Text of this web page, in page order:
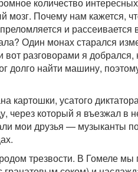
мозг. Почему нам кажется,
и
Один монах старался
вот разговорами я
долго найти машину,
картошки, усатого
через который я въезжал в
мои друзья — музыканты
трезвости. В Гомеле